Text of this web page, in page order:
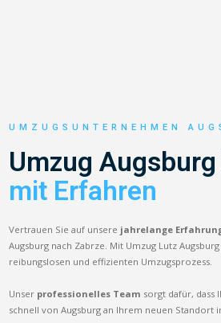
UMZUGSUNTERNEHMEN
Umzug
mit Erfahren
Vertrauen Sie auf unsere jahrelange
Augsburg nach Zabrze. Mit Umzug Lutz
reibungslosen und effizienten Umzugsprozess.
Unser professionelles Team sorgt dafür, dass
schnell von Augsburg an Ihrem neuen Standort